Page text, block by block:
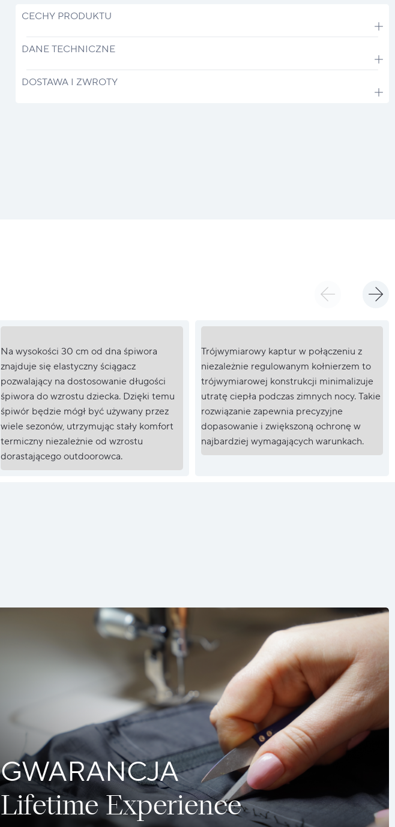
CECHY PRODUKTU
DANE TECHNICZNE
DOSTAWA I ZWROTY
Na wysokości 30 cm od dna śpiwora
znajduje się elastyczny ściągacz
pozwalający na dostosowanie długości
śpiwora do wzrostu dziecka. Dzięki temu
śpiwór będzie mógł być używany przez
wiele sezonów, utrzymując stały komfort
termiczny niezależnie od wzrostu
dorastającego outdoorowca.
Trójwymiarowy kaptur w połączeniu z
niezależnie regulowanym kołnierzem to
trójwymiarowej konstrukcji minimalizuje
utratę ciepła podczas zimnych nocy. Takie
rozwiązanie zapewnia precyzyjne
dopasowanie i zwiększoną ochronę w
najbardziej wymagających warunkach.
GWARANCJA
Lifetime Experience